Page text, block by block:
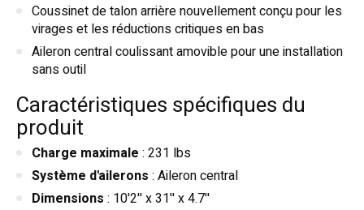
Coussinet de talon arrière nouvellement conçu pour les
virages et les réductions critiques en bas
Aileron central coulissant amovible pour une installation
sans outil
Caractéristiques spécifiques du
produit
Charge maximale : 231 lbs
Système d'ailerons : Aileron central
Dimensions : 10'2'' x 31'' x 4.7''